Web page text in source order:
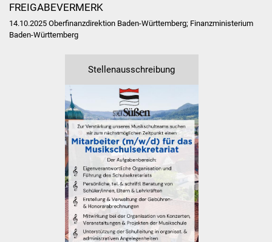
FREIGABEVERMERK
14.10.2025 Oberfinanzdirektion Baden-Württemberg; Finanzministerium
Baden-Württemberg
Stellenausschreibung